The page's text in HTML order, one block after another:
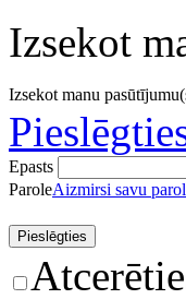
Izsekot
Izsekot manu
Epasts
ParoleAizmirsi savu